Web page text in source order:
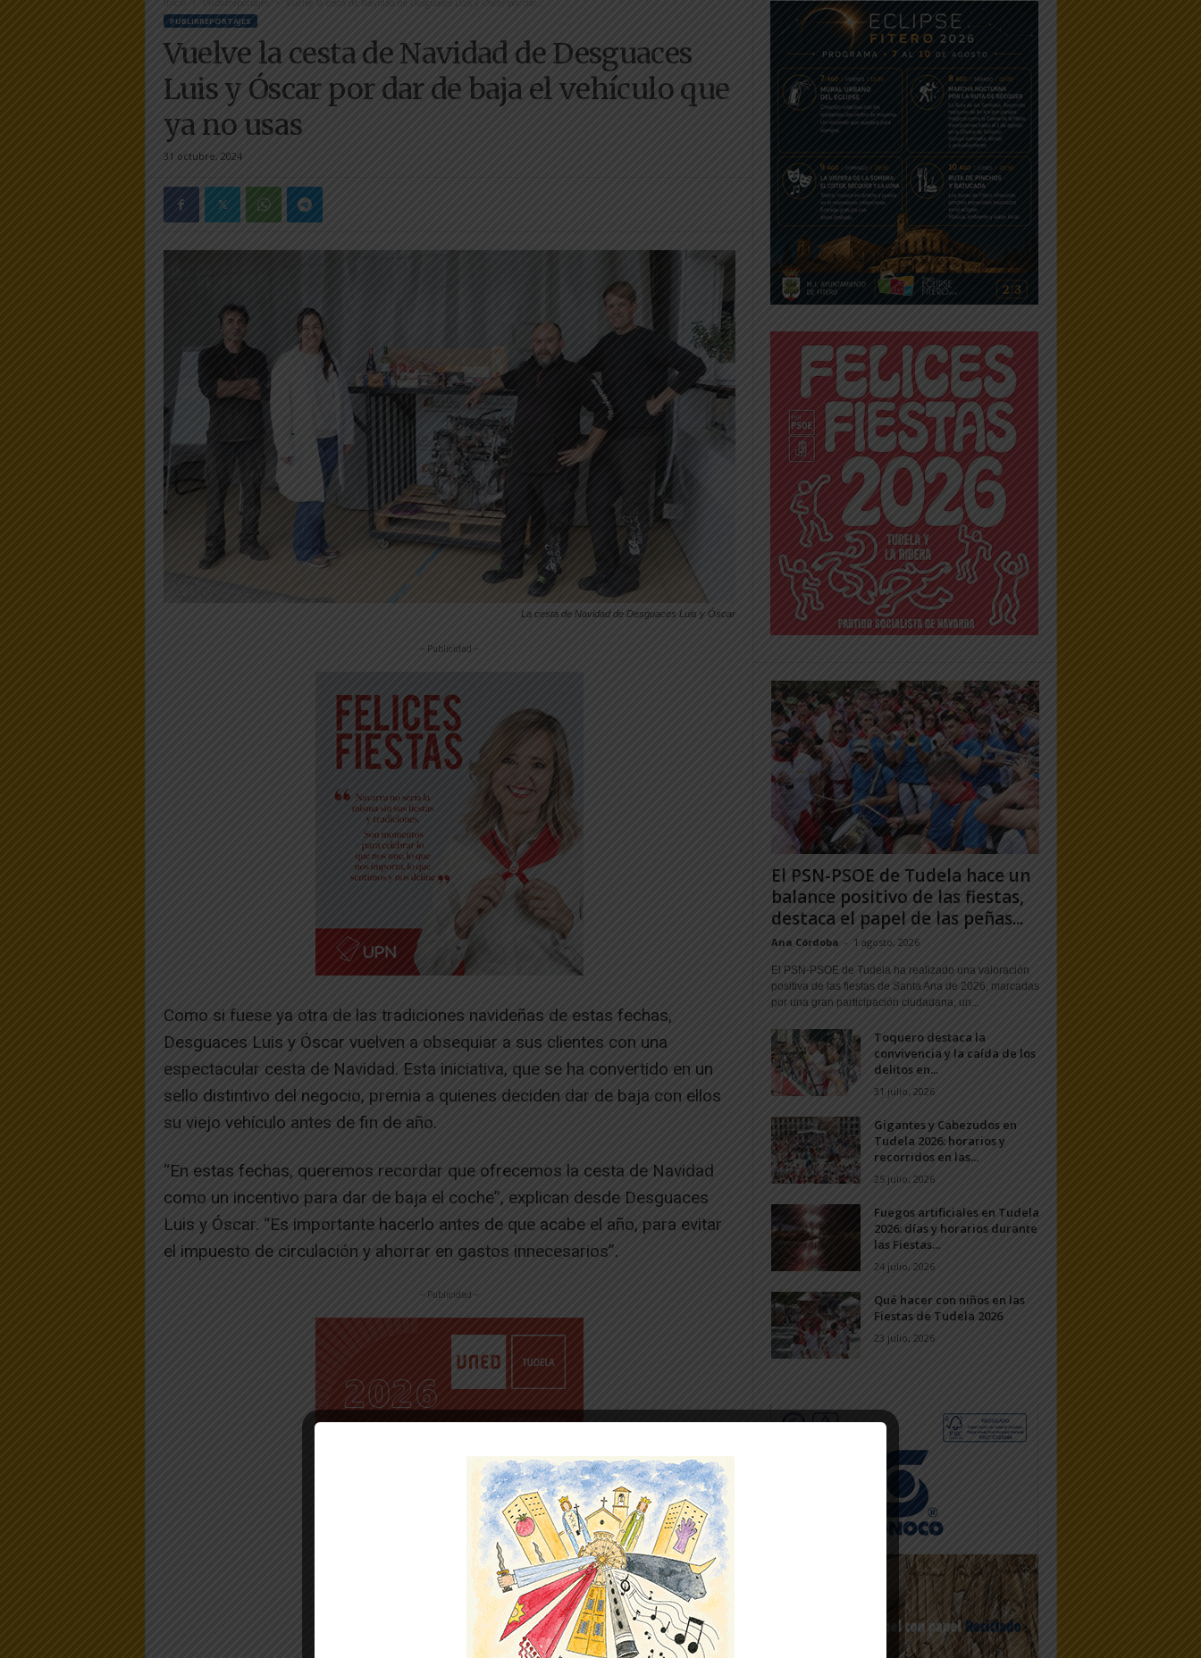
Publirreportajes Vuelve la cesta de Navidad de Desguaces Luis y Óscar por dar...
PUBLIRREPORTAJES
Vuelve la cesta de Navidad de Desguaces
Luis y Óscar por dar de baja el vehículo que
ya no usas
31 octubre, 2024
La cesta de Navidad de Desguaces Luis y Óscar
-- Publicidad --
Como si fuese ya otra de las tradiciones navideñas de estas fechas,
Desguaces Luis y Óscar vuelven a obsequiar a sus clientes con una
espectacular cesta de Navidad. Esta iniciativa, que se ha convertido en un
sello distintivo del negocio, premia a quienes deciden dar de baja con ellos
su viejo vehículo antes de fin de año.
“En estas fechas, queremos recordar que ofrecemos la cesta de Navidad
como un incentivo para dar de baja el coche”, explican desde Desguaces
Luis y Óscar. “Es importante hacerlo antes de que acabe el año, para evitar
el impuesto de circulación y ahorrar en gastos innecesarios”.
-- Publicidad --
El PSN-PSOE de Tudela hace un
balance positivo de las fiestas,
destaca el papel de las peñas...
Ana Córdoba - 1 agosto, 2026
El PSN-PSOE de Tudela ha realizado una valoración
positiva de las fiestas de Santa Ana de 2026, marcadas
por una gran participación ciudadana, un...
Toquero destaca la
convivencia y la caída de los
delitos en...
31 julio, 2026
Gigantes y Cabezudos en
Tudela 2026: horarios y
recorridos en las...
25 julio, 2026
Fuegos artificiales en Tudela
2026: días y horarios durante
las Fiestas...
24 julio, 2026
Qué hacer con niños en las
Fiestas de Tudela 2026
23 julio, 2026